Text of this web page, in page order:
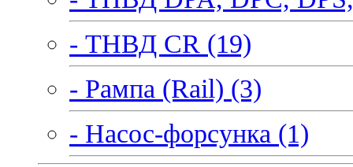
- ТНВД CR (19)
- Рампа (Rail) (3)
- Насос-форсунка (1)